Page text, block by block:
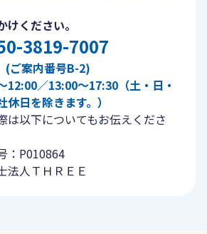
ください。
3819-7007
(ご案内番号B-2)
12:00／13:00〜17:30（土・日・
日を除きます。）
は以下についてもお伝えくださ
：P010864
法人ＴＨＲＥＥ